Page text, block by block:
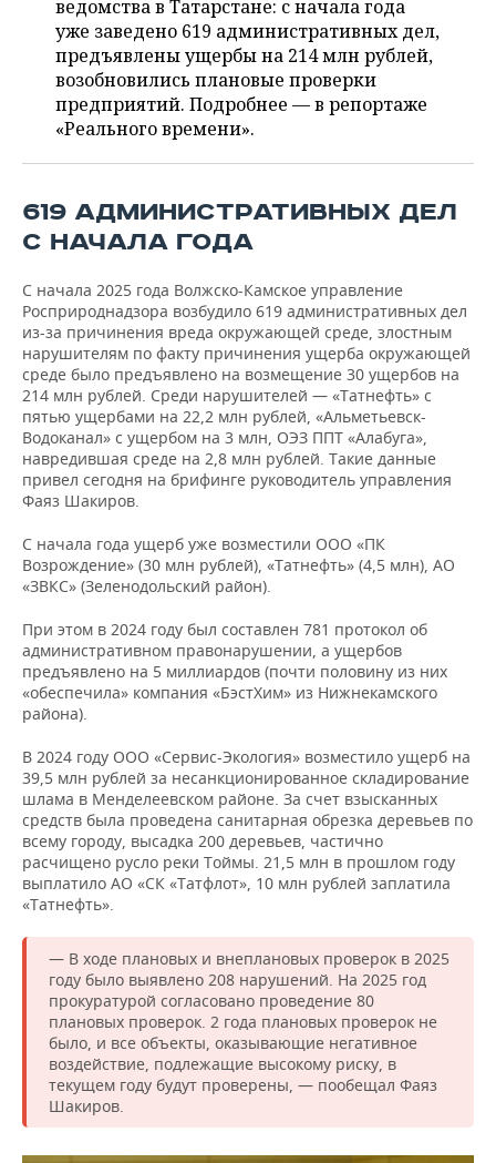
ведомства в Татарстане: с начала года
уже заведено 619 административных дел,
предъявлены ущербы на 214 млн рублей,
возобновились плановые проверки
предприятий. Подробнее — в репортаже
«Реального времени».
619 АДМИНИСТРАТИВНЫХ ДЕЛ
С НАЧАЛА ГОДА
С начала 2025 года Волжско-Камское управление
Росприроднадзора возбудило 619 административных дел
из-за причинения вреда окружающей среде, злостным
нарушителям по факту причинения ущерба окружающей
среде было предъявлено на возмещение 30 ущербов на
214 млн рублей. Среди нарушителей — «Татнефть» с
пятью ущербами на 22,2 млн рублей, «Альметьевск-
Водоканал» с ущербом на 3 млн, ОЭЗ ППТ «Алабуга»,
навредившая среде на 2,8 млн рублей. Такие данные
привел сегодня на брифинге руководитель управления
Фаяз Шакиров.
С начала года ущерб уже возместили ООО «ПК
Возрождение» (30 млн рублей), «Татнефть» (4,5 млн), АО
«ЗВКС» (Зеленодольский район).
При этом в 2024 году был составлен 781 протокол об
административном правонарушении, а ущербов
предъявлено на 5 миллиардов (почти половину из них
«обеспечила» компания «БэстХим» из Нижнекамского
района).
В 2024 году ООО «Сервис-Экология» возместило ущерб на
39,5 млн рублей за несанкционированное складирование
шлама в Менделеевском районе. За счет взысканных
средств была проведена санитарная обрезка деревьев по
всему городу, высадка 200 деревьев, частично
расчищено русло реки Тоймы. 21,5 млн в прошлом году
выплатило АО «СК «Татфлот», 10 млн рублей заплатила
«Татнефть».
— В ходе плановых и внеплановых проверок в 2025
году было выявлено 208 нарушений. На 2025 год
прокуратурой согласовано проведение 80
плановых проверок. 2 года плановых проверок не
было, и все объекты, оказывающие негативное
воздействие, подлежащие высокому риску, в
текущем году будут проверены, — пообещал Фаяз
Шакиров.